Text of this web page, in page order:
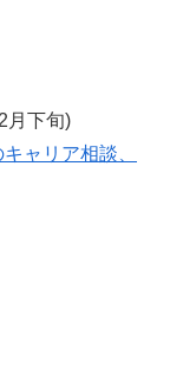
月下旬)
ャリア相談、